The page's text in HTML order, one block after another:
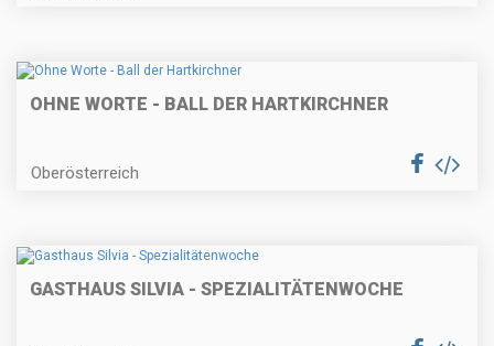
OHNE WORTE - BALL DER HARTKIRCHNER
Oberösterreich
GASTHAUS SILVIA - SPEZIALITÄTENWOCHE